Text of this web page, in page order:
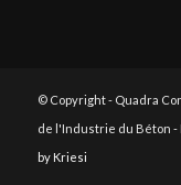
© Copyright - Quadra
de l'Industrie du Béton -
by Kriesi